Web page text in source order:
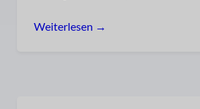
Weiterlesen →